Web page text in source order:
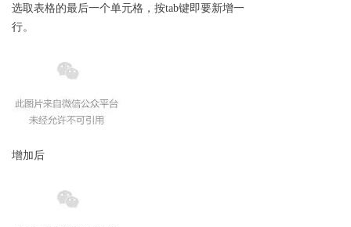
选取表格的最后一个单元格，按tab键即要新增一
行。
增加后